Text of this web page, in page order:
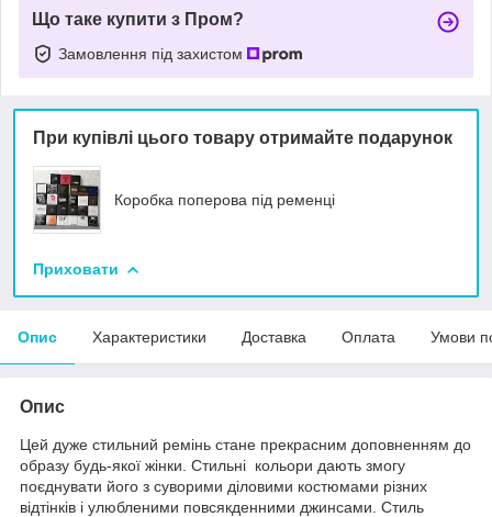
Що таке купити з Пром?
Замовлення під захистом
При купівлі цього товару отримайте подарунок
Коробка поперова під ременці
Приховати
Опис Характеристики Доставка Оплата Умови
Опис
Цей дуже стильний ремінь стане прекрасним доповненням до
образу будь-якої жінки. Стильні кольори дають змогу
поєднувати його з суворими діловими костюмами різних
відтінків і улюбленими повсякденними джинсами. Стиль